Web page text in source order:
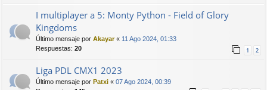
I multiplayer a 5: Monty Python - Field of Glory
Kingdoms
Último mensaje por Akayar« 11 Ago 2024, 01:33
Respuestas: 20 1 2
Liga PDL CMX1 2023
Último mensaje por Patxi « 07 Ago 2024, 00:39